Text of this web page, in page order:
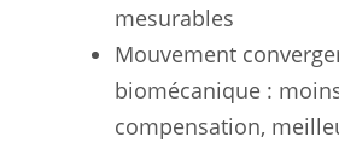
mesurables
Mouvement
biomécanique :
compensation,